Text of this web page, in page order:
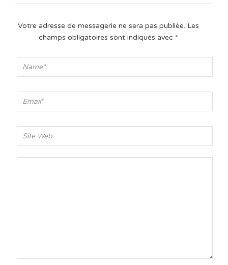
Votre adresse de messagerie ne sera pas publiée. Les
champs obligatoires sont indiqués avec *